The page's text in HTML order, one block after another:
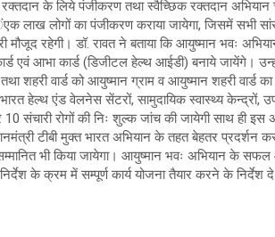
के लिये पंजीकरण तथा स्वैच्छिक रक्तदान अभियान
लाख लोगों का पंजीकरण कराया जायेगा, जिसमें सभी
मौजूद रहेगी। डॉ. रावत ने बताया कि आयुष्मान भवः
एवं आभा कार्ड (डिजीटल हेल्थ आईडी) बनाये जायेंगे।
शहरी वार्ड को आयुष्मान ग्राम व आयुष्मान शहरी वार्ड का
हेल्थ एंड वेलनेस सेंटरों, सामुदायिक स्वास्थ्य केन्द्रों,
संचारी रोगों की निः शुल्क जांच की जायेगी साथ ही
टीबी मुक्त भारत अभियान के तहत बेहतर प्रदर्शन
भी किया जायेगा। आयुष्मान भवः अभियान के
के क्रम में सम्पूर्ण कार्य योजना तैयार करने के निर्देश